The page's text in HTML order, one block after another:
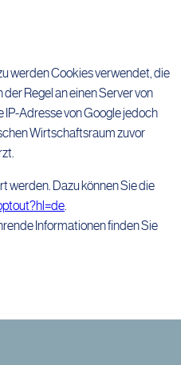
werden Cookies verwendet, die
Regel an einen Server von
IP-Adresse von Google jedoch
Wirtschaftsraum zuvor
werden. Dazu können Sie die
Informationen finden Sie